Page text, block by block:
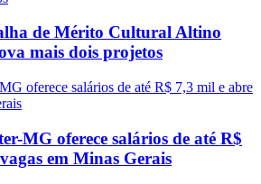
de Mérito Cultural Altino
mais dois projetos
MG oferece salários de até R$
em Minas Gerais